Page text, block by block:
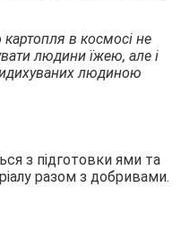
в космосі не
людини їжею, але і
людиною
з підготовки ями та
разом з добривами.